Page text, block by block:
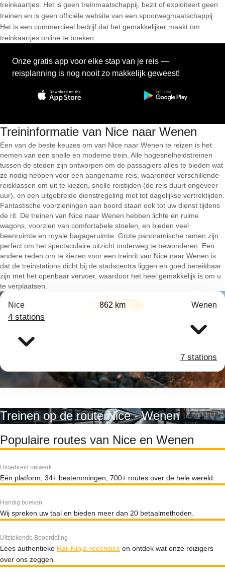
treinkaartjes. Het is geen treinmaatschappij, bezit of exploiteert geen
treinen en is geen officiële website van een spoorwegmaatschappij.
Het is een commercieel bedrijf dat het gemakkelijker maakt om
treinkaartjes online te boeken.
Onze gratis app voor elke stap van je reis —
reisplanning is nog nooit zo makkelijk geweest!
Treininformatie van Nice naar Wenen
Een van de beste keuzes om van Nice naar Wenen te reizen is het
nemen van een snelle en moderne trein. Alle hogesnelheidstreinen
tussen de steden zijn ontworpen om de passagiers alles te bieden wat
ze nodig hebben voor een aangename reis, waaronder verschillende
reisklassen om uit te kiezen, snelle reistijden (de reis duurt ongeveer
uur), en een uitgebreide dienstregeling met tot dagelijkse vertrektijden.
Fantastische voorzieningen aan boord staan ook tot uw dienst tijdens
de rit. De treinen van Nice naar Wenen hebben lichte en ruime
wagons, voorzien van comfortabele stoelen, en bieden veel
beenruimte en royale bagageruimte. Grote panoramische ramen zijn
perfect om het spectaculaire uitzicht onderweg te bewonderen. Een
andere reden om te kiezen voor een treinrit van Nice naar Wenen is
dat de treinstations dicht bij de stadscentra liggen en goed bereikbaar
zijn met het openbaar vervoer, waardoor het heel gemakkelijk is om u
te verplaatsen.
Nice 862 km Wenen
4 stations
7 stations
Treinen op de route Nice - Wenen
Populaire routes van Nice en Wenen
Uitgebreid netwerk
Eén platform, 34+ bestemmingen, 700+ routes over de hele wereld.
Handig boeken
Wij spreken uw taal en bieden meer dan 20 betaalmethoden.
Uitstekende Beoordeling
Lees authentieke Rail Ninja-recensies en ontdek wat onze reizigers
over ons zeggen.